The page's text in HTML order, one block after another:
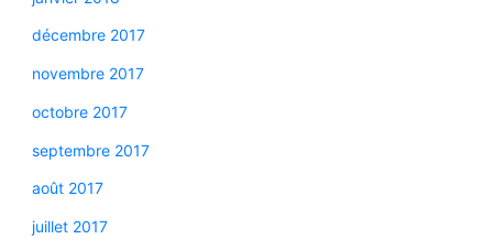
décembre 2017
novembre 2017
octobre 2017
septembre 2017
août 2017
juillet 2017